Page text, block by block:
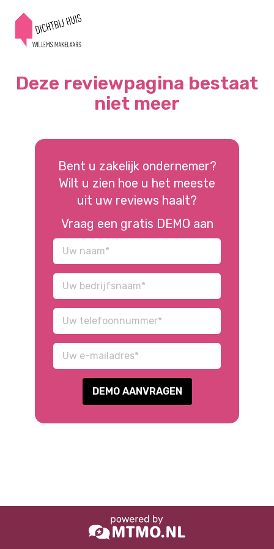
Deze reviewpagina bestaat
niet meer
Bent u zakelijk ondernemer?
Wilt u zien hoe u het meeste
uit uw reviews haalt?
Vraag een gratis DEMO aan